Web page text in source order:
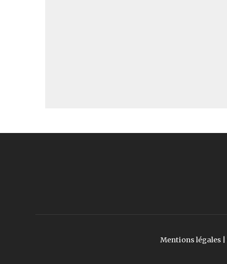
Mentions légales